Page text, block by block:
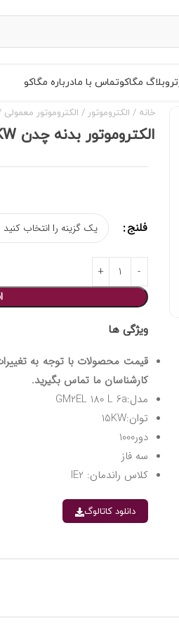
وبلاگ مگاکوتماس با مادرباره مگاکو
خانه الکتروموتور الکتروموتور معمولی
الکتروموتور بدنه چدن 15KW دور1000 گاماک
فلنج
ویژگی ها
قیمت محصولات با توجه به
کارشناسان ما تماس بگیرید.
مدل:GM2EL 180 L 6a
توان:15KW
دور1000
سه فاز
کلاس راندمان: IE2
دانلود کاتالوگ